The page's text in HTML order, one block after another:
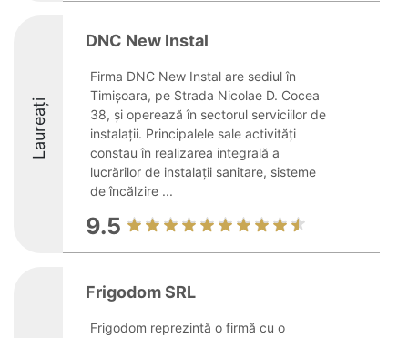
Laureați
DNC New Instal
Firma DNC New Instal are sediul în
Timișoara, pe Strada Nicolae D. Cocea
38, și operează în sectorul serviciilor de
instalații. Principalele sale activități
constau în realizarea integrală a
lucrărilor de instalații sanitare, sisteme
de încălzire ...
9.5
Frigodom SRL
Frigodom reprezintă o firmă cu o